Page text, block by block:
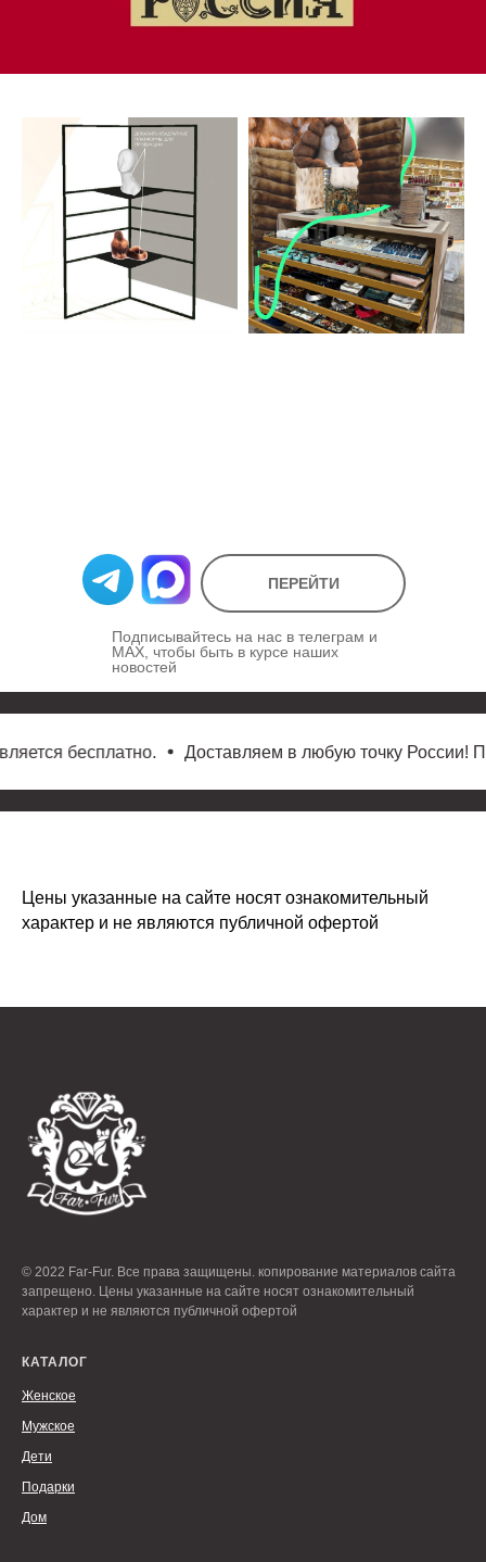
ПЕРЕЙТИ
Подписывайтесь на нас в телеграм и
MAX, чтобы быть в курсе наших
новостей
бесплатно. Доставляем в любую точку России!
Цены указанные на сайте носят ознакомительный
характер и не являются публичной офертой
© 2022 Far-Fur. Все права защищены. копирование материалов сайта
запрещено. Цены указанные на сайте носят ознакомительный
характер и не являются публичной офертой
КАТАЛОГ
Женское
Мужское
Дети
Подарки
Дом